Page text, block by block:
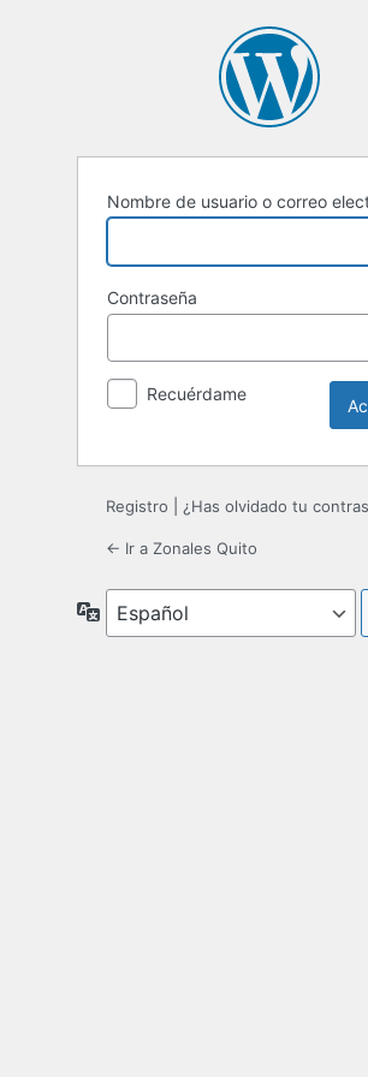
Nombre de usuario o correo
Contraseña
Recuérdame
Registro ¿Has olvidado tu
← Ir a Zonales Quito
Idioma